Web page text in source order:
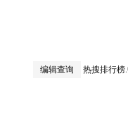
编辑查询 热搜排行榜